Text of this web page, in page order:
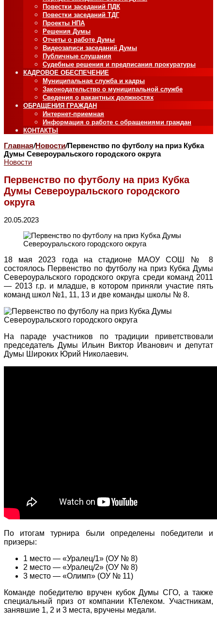
Повестки заседаний ПДК
Повестки заседаний ТДГ
Проекты НПА
Решения Думы
Отчеты о работе Думы
Видеозаписи заседаний Думы
Публичные слушания
Судебные решения и предписания прокуратуры
КАДРОВОЕ ОБЕСПЕЧЕНИЕ
Муниципальная служба и кадры
Законодательство о муниципальной службе
Сведения о вакантных должностях
ОБРАЩЕНИЯ ГРАЖДАН
Интернет-приемная
Информация о работе с обращениями граждан
КОНТАКТЫ
Главная/Новости/Первенство по футболу на приз Кубка
Думы Североуральского городского округа
Новости
Первенство по футболу на приз Кубка
Думы Североуральского городского
округа
20.05.2023
18 мая 2023 года на стадионе МАОУ СОШ № 8
состоялось Первенство по футболу на приз Кубка Думы
Североуральского городского округа среди команд 2011
— 2013 г.р. и младше, в котором приняли участие пять
команд школ №1, 11, 13 и две команды школы № 8.
На параде участников по традиции приветствовали
председатель Думы Ильин Виктор Иванович и депутат
Думы Широких Юрий Николаевич.
По итогам турнира были определены победители и
призеры:
1 место — «Уралец/1» (ОУ № 8)
2 место — «Уралец/2» (ОУ № 8)
3 место — «Олимп» (ОУ № 11)
Команде победителю вручен кубок Думы СГО, а также
специальный приз от компании КТелеком. Участникам,
занявшие 1, 2 и 3 места, вручены медали.